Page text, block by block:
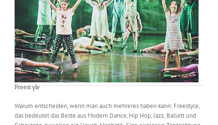
Freestyle
Warum entscheiden, wenn man auch mehreres haben kann: Freestyle,
das bedeutet das Beste aus Modern Dance, Hip Hop, Jazz, Ballett und